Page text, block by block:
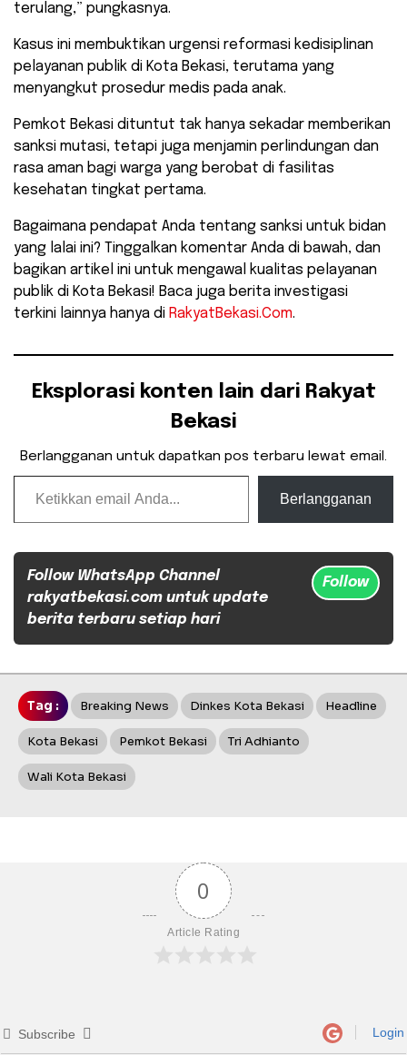
terulang,” pungkasnya.
​Kasus ini membuktikan urgensi reformasi kedisiplinan
pelayanan publik di Kota Bekasi, terutama yang
menyangkut prosedur medis pada anak.
Pemkot Bekasi dituntut tak hanya sekadar memberikan
sanksi mutasi, tetapi juga menjamin perlindungan dan
rasa aman bagi warga yang berobat di fasilitas
kesehatan tingkat pertama.
​Bagaimana pendapat Anda tentang sanksi untuk bidan
yang lalai ini? Tinggalkan komentar Anda di bawah, dan
bagikan artikel ini untuk mengawal kualitas pelayanan
publik di Kota Bekasi! Baca juga berita investigasi
terkini lainnya hanya di RakyatBekasi.Com.
Eksplorasi konten lain dari Rakyat
Bekasi
Berlangganan untuk dapatkan pos terbaru lewat email.
Ketikkan email Anda...
Berlangganan
Follow WhatsApp Channel
rakyatbekasi.com untuk update
berita terbaru setiap hari
Follow
Tag : Breaking News Dinkes Kota Bekasi Headline
Kota Bekasi Pemkot Bekasi Tri Adhianto
Wali Kota Bekasi
0
Article Rating
Subscribe Login